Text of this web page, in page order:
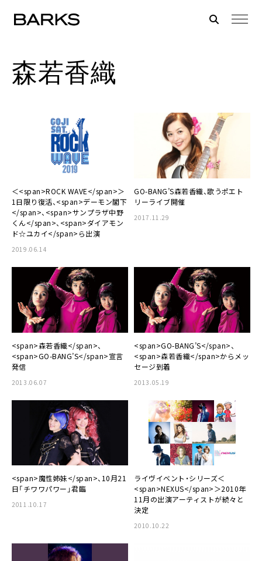
森若香織
＜<span>ROCK WAVE</span>＞
1日限り復活、<span>デーモン閣下
</span>、<span>サンプラザ中野
くん</span>、<span>ダイアモン
ド☆ユカイ</span>ら出演
2019.06.14
GO-BANG’S森若香織、歌うポエト
リーライブ開催
2017.11.29
<span>森若香織</span>、
<span>GO-BANG’S</span>宣言
発信
2013.06.07
<span>GO-BANG’S</span>、
<span>森若香織</span>からメッ
セージ到着
2013.05.19
<span>魔性姉妹</span>、10月21
日「チワワパワー」君臨
2011.10.17
ライヴイベント・シリーズ＜
<span>NEXUS</span>＞2010年
11月の出演アーティストが続々と
決定
2010.10.22